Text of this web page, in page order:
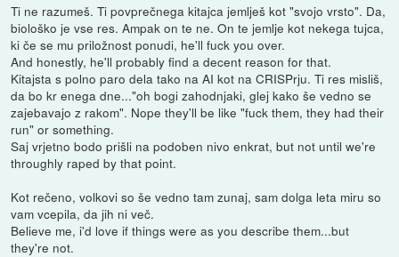
Ti ne razumeš. Ti povprečnega kitajca jemlješ kot "svojo vrsto". Da,
biološko je vse res. Ampak on te ne. On te jemlje kot nekega tujca,
ki če se mu priložnost ponudi, he'll fuck you over.
And honestly, he'll probably find a decent reason for that.
Kitajsta s polno paro dela tako na AI kot na CRISPrju. Ti res misliš,
da bo kr enega dne..."oh bogi zahodnjaki, glej kako še vedno se
zajebavajo z rakom". Nope they'll be like "fuck them, they had their
run" or something.
Saj vrjetno bodo prišli na podoben nivo enkrat, but not until we're
throughly raped by that point.
Kot rečeno, volkovi so še vedno tam zunaj, sam dolga leta miru so
vam vcepila, da jih ni več.
Believe me, i'd love if things were as you describe them...but
they're not.